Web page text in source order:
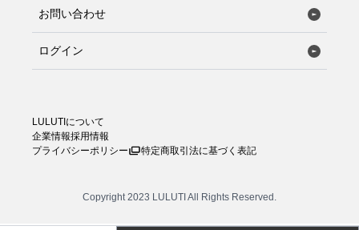
お問い合わせ
ログイン
LULUTIについて
企業情報採用情報
プライバシーポリシー
特定商取引法に基づく表記
Copyright 2023 LULUTI All Rights Reserved.